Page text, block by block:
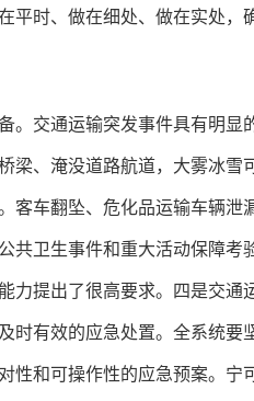
平时、做在细处、做在实处，
。交通运输突发事件具有明显
梁、淹没道路航道，大雾冰雪
客车翻坠、危化品运输车辆泄
共卫生事件和重大活动保障考
力提出了很高要求。四是交通
有效的应急处置。全系统要
性和可操作性的应急预案。宁